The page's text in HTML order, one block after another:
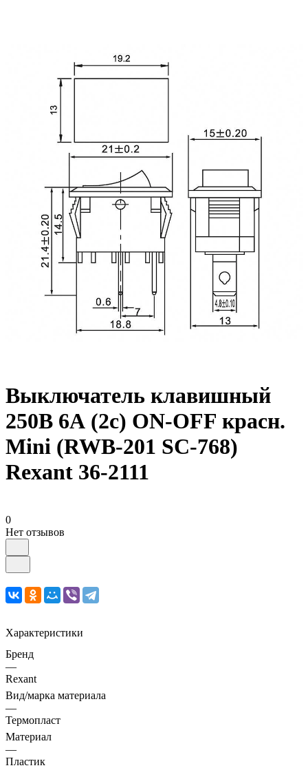
Выключатель клавишный
250В 6А (2с) ON-OFF красн.
Mini (RWB-201 SC-768)
Rexant 36-2111
0
Нет отзывов
Характеристики
Бренд
—
Rexant
Вид/марка материала
—
Термопласт
Материал
—
Пластик